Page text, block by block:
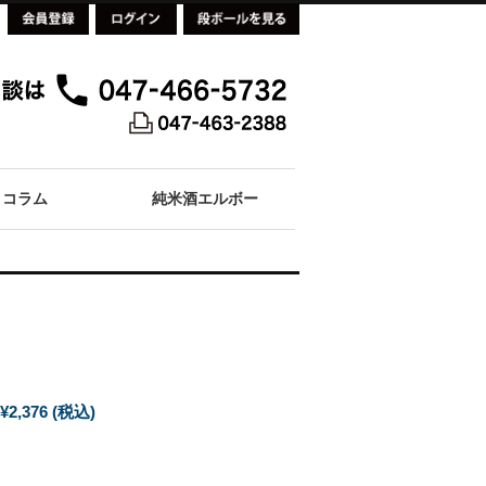
コラム 純米酒エルボー
¥2,376 (税込)